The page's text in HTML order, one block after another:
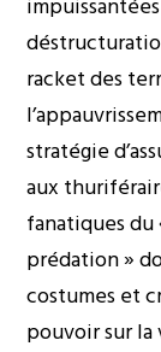
racket des
stratégie
aux
fanatiques du
prédation »
costumes et
pouvoir sur